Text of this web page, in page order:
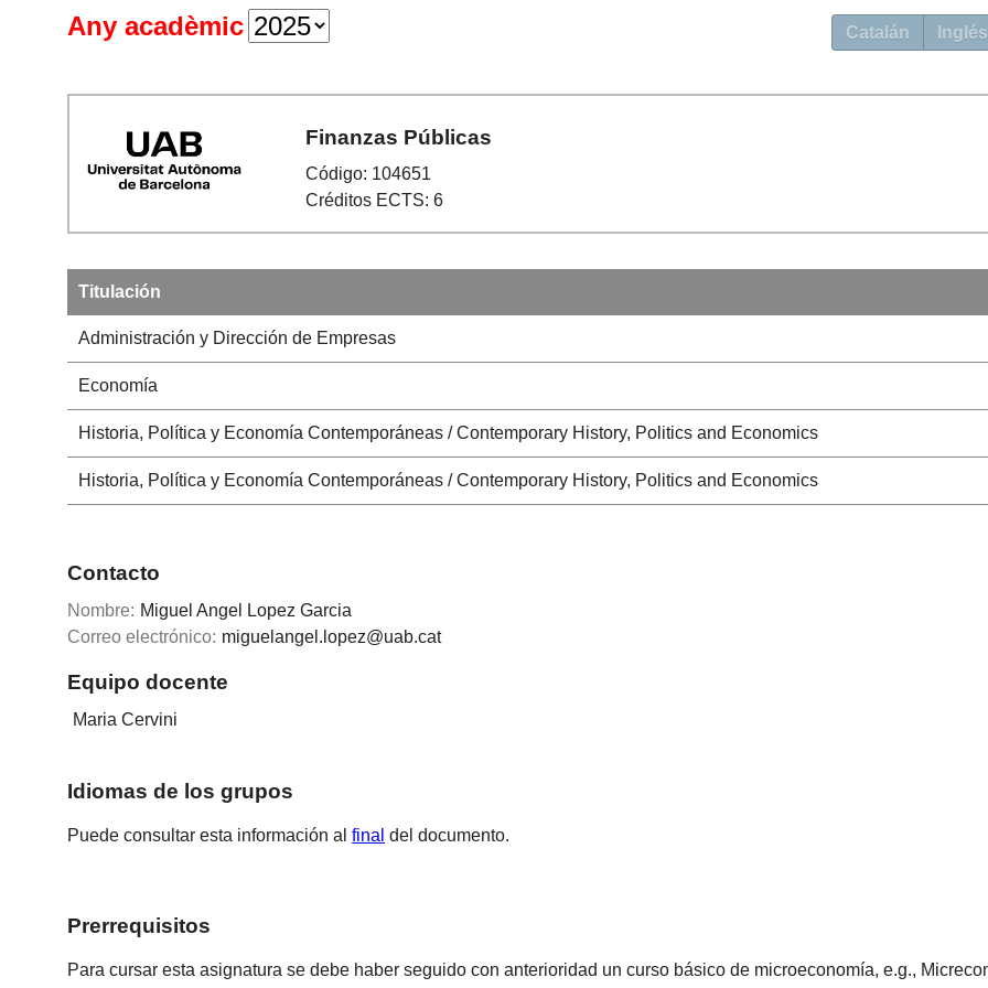
Catalán Inglés
Any acadèmic
Finanzas Públicas
Código: 104651
Créditos ECTS: 6
Titulación
Administración y Dirección de Empresas
Economía
Historia, Política y Economía Contemporáneas / Contemporary History, Politics and Economics
Historia, Política y Economía Contemporáneas / Contemporary History, Politics and Economics
Contacto
Nombre: Miguel Angel Lopez Garcia
Correo electrónico: miguelangel.lopez@uab.cat
Equipo docente
Maria Cervini
Idiomas de los grupos
Puede consultar esta información alfinal del documento.
Prerrequisitos
Para cursar esta asignatura se debe haber seguido con anterioridad un curso básico de microeconomía, e.g.,